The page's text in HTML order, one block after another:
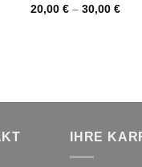
20,00€ –30,00€
IHRE